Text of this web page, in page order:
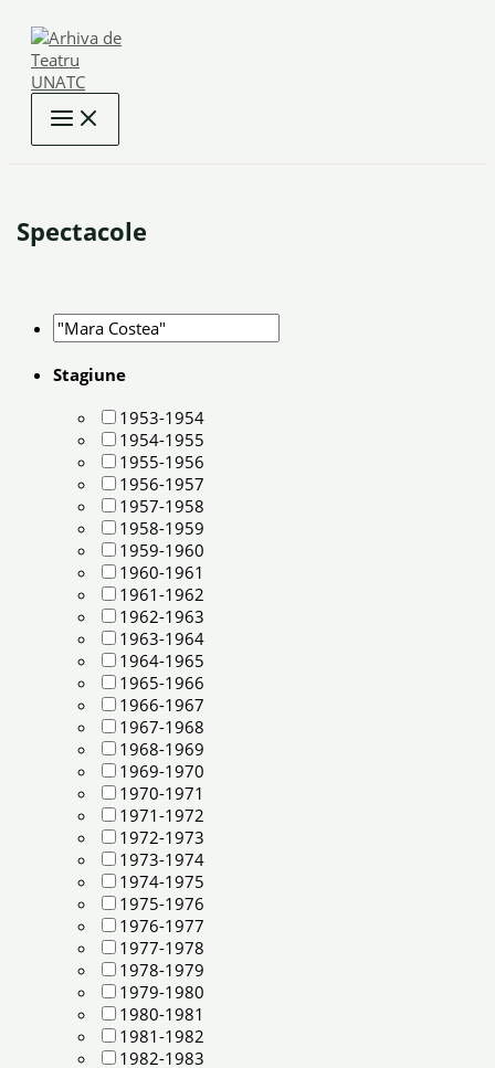
content
Spectacole
Stagiune
1953-1954
1954-1955
1955-1956
1956-1957
1957-1958
1958-1959
1959-1960
1960-1961
1961-1962
1962-1963
1963-1964
1964-1965
1965-1966
1966-1967
1967-1968
1968-1969
1969-1970
1970-1971
1971-1972
1972-1973
1973-1974
1974-1975
1975-1976
1976-1977
1977-1978
1978-1979
1979-1980
1980-1981
1981-1982
1982-1983